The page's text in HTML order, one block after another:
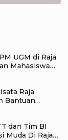
UGM di Raja
Mahasiswa
Raja
Bantuan
dan Tim BI
Muda Di Raja